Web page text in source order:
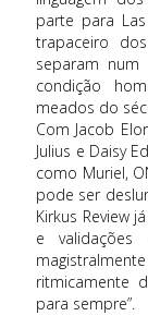
parte para
trapaceiro
separam
condição
meados do
Com Jacob
Julius e Daisy
como Muriel,
pode ser
Kirkus Review
e validações
ritmicamente
para sempre”.